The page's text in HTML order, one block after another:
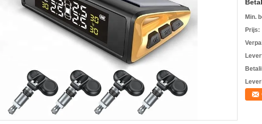
Min.
Prijs: